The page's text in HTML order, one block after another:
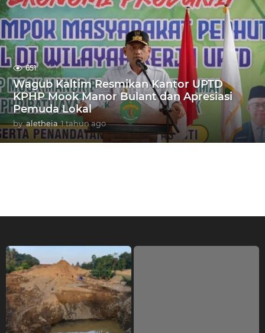
h
u
n
a
g
o
651
Wagub Kaltim Resmikan Kantor UPTD
KPHP Mook Manor Bulant dan Apresiasi
Pemuda Lokal
by aletheia 1 tahun ago1
t
a